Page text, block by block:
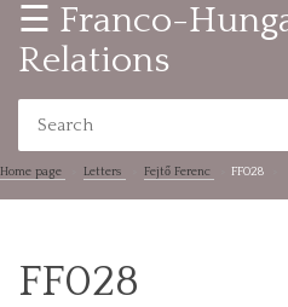
☰ Franco-
Relations
Home page Letters Fejtő Ferenc FF028
FF028